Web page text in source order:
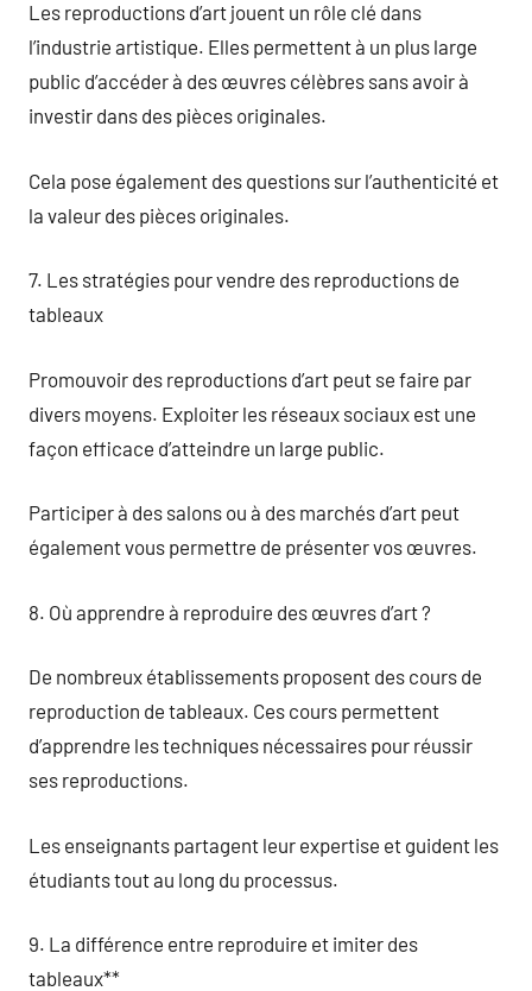
Les reproductions d’art jouent un rôle clé dans
l’industrie artistique. Elles permettent à un plus large
public d’accéder à des œuvres célèbres sans avoir à
investir dans des pièces originales.
Cela pose également des questions sur l’authenticité et
la valeur des pièces originales.
7. Les stratégies pour vendre des reproductions de
tableaux
Promouvoir des reproductions d’art peut se faire par
divers moyens. Exploiter les réseaux sociaux est une
façon efficace d’atteindre un large public.
Participer à des salons ou à des marchés d’art peut
également vous permettre de présenter vos œuvres.
8. Où apprendre à reproduire des œuvres d’art ?
De nombreux établissements proposent des cours de
reproduction de tableaux. Ces cours permettent
d’apprendre les techniques nécessaires pour réussir
ses reproductions.
Les enseignants partagent leur expertise et guident les
étudiants tout au long du processus.
9. La différence entre reproduire et imiter des
tableaux**